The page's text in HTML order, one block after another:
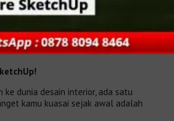
ke dunia desain interior, ada satu
kamu kuasai sejak awal adalah